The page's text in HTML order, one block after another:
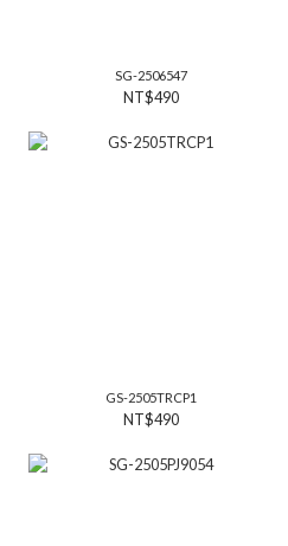
SG-2506547
NT$490
GS-2505TRCP1
NT$490